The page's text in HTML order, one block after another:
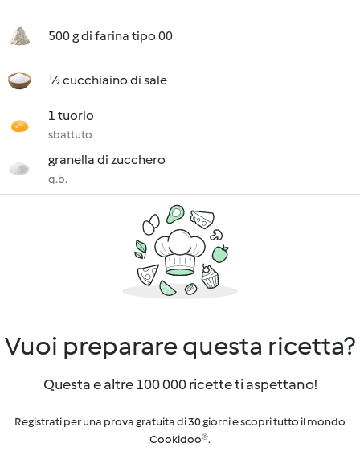
500 g di farina tipo 00
½ cucchiaino di sale
1 tuorlo
sbattuto
granella di zucchero
q.b.
Vuoi preparare questa ricetta?
Questa e altre 100 000 ricette ti aspettano!
Registrati per una prova gratuita di 30 giorni e scopri tutto il mondo
Cookidoo®.